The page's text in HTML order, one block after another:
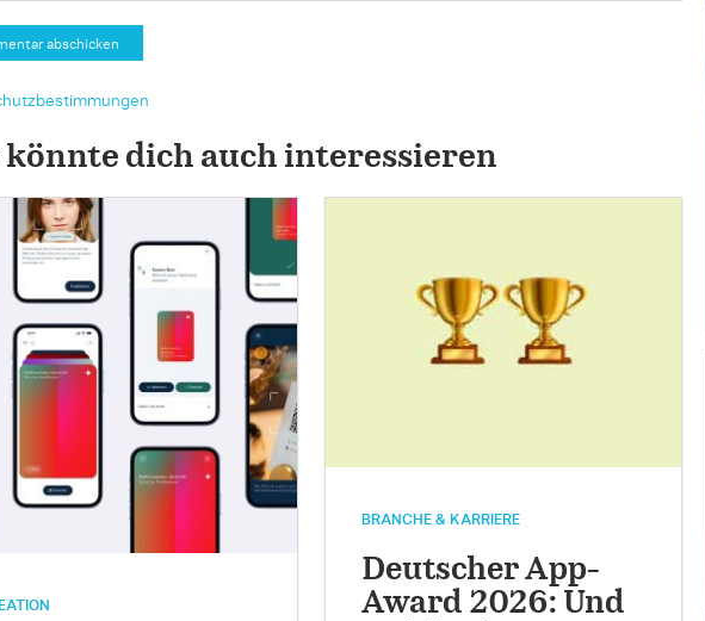
könnte dich auch interessieren
BRANCHE & KARRIERE
Deutscher App-
Award 2026: Und